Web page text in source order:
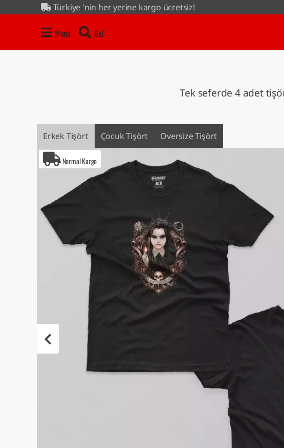
Türkiye 'nin her yerine kargo ücretsiz!
Menü Bul
Tek seferde 4 adet
Erkek Tişört Çocuk Tişört Oversize Tişört
Normal Kargo